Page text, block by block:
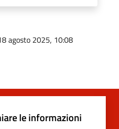
agosto 2025, 10:08
le informazioni